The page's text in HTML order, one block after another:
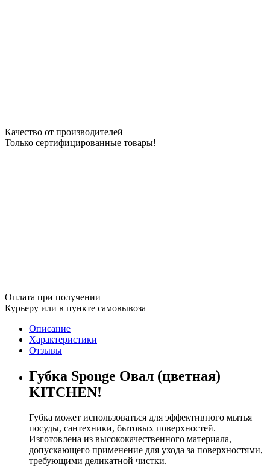
Качество от производителей
Только сертифицированные товары!
Оплата при получении
Курьеру или в пункте самовывоза
Описание
Характеристики
Отзывы
Губка Sponge Овал (цветная)
KITCHEN!
Губка может использоваться для эффективного мытья
посуды, сантехники, бытовых поверхностей.
Изготовлена из высококачественного материала,
допускающего применение для ухода за поверхностями,
требующими деликатной чистки.